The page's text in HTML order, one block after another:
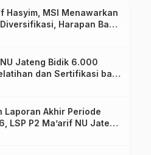
Hasyim, MSI Menawarkan
Harapan Baru
pendidikan
NU Jateng Bidik 6.000
dan Sertifikasi bagi
Laporan Akhir Periode
LSP P2 Ma’arif NU Jateng
Sinergi Link and Match